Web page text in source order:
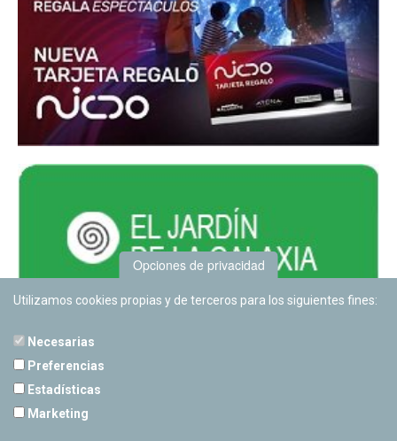
Opciones de privacidad
Utilizamos cookies propias y de terceros para los siguientes fines:
Necesarias
Preferencias
Estadísticas
Marketing